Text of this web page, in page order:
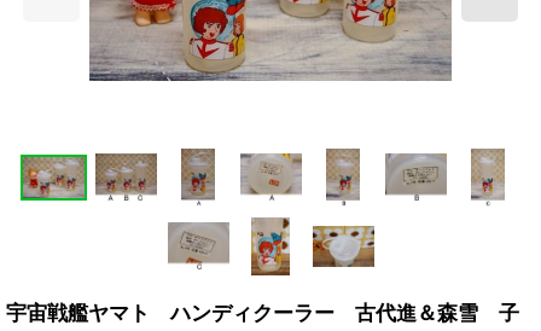
宇宙戦艦ヤマト ハンディクーラー 古代進＆森雪 子